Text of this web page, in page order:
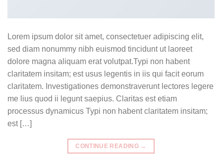
Lorem ipsum dolor sit amet, consectetuer adipiscing elit,
sed diam nonummy nibh euismod tincidunt ut laoreet
dolore magna aliquam erat volutpat.Typi non habent
claritatem insitam; est usus legentis in iis qui facit eorum
claritatem. Investigationes demonstraverunt lectores legere
me lius quod ii legunt saepius. Claritas est etiam
processus dynamicus Typi non habent claritatem insitam;
est […]
CONTINUE READING →